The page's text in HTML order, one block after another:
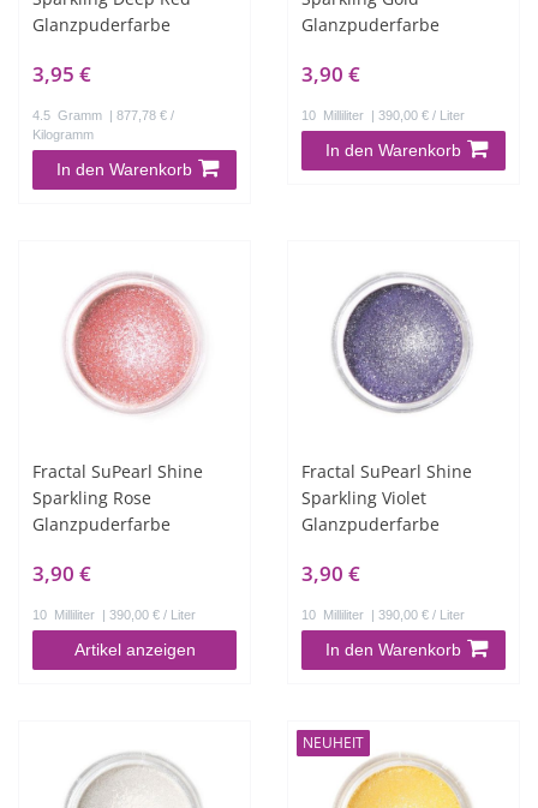
Glanzpuderfarbe
3,95 €
4.5 Gramm | 877,78 € /
Kilogramm
In den Warenkorb
Glanzpuderfarbe
3,90 €
10 Milliliter | 390,00 € / Liter
In den Warenkorb
Fractal SuPearl Shine
Sparkling Rose
Glanzpuderfarbe
3,90 €
10 Milliliter | 390,00 € / Liter
Artikel anzeigen
Fractal SuPearl Shine
Sparkling Violet
Glanzpuderfarbe
3,90 €
10 Milliliter | 390,00 € / Liter
In den Warenkorb
NEUHEIT